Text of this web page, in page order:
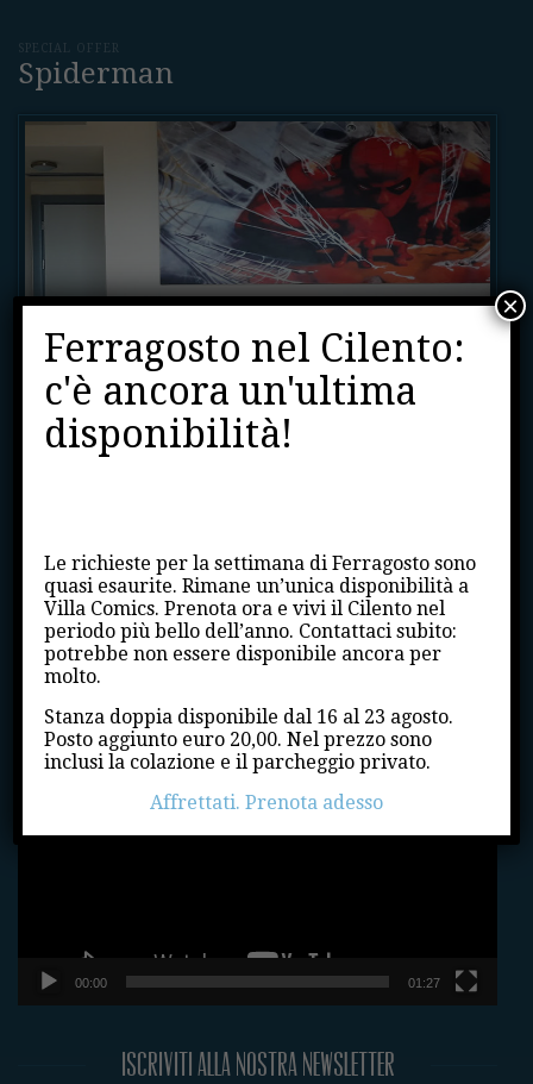
SPECIAL OFFER
Spiderman
quarant’anni) il nostro “supereroe con super problemi”
fa la fortuna della Marvel, la più grande[…]
Video
Player
00:00 01:27
Iscriviti alla nostra newsletter
Ferragosto nel Cilento:
c'è ancora un'ultima
disponibilità!
Le richieste per la settimana di Ferragosto sono
quasi esaurite. Rimane un’unica disponibilità a
Villa Comics. Prenota ora e vivi il Cilento nel
periodo più bello dell’anno. Contattaci subito:
potrebbe non essere disponibile ancora per
molto.
Stanza doppia disponibile dal 16 al 23 agosto.
Posto aggiunto euro 20,00. Nel prezzo sono
inclusi la colazione e il parcheggio privato.
Affrettati. Prenota adesso
×